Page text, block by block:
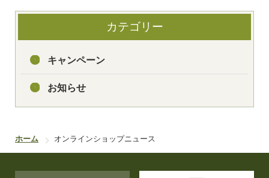
カテゴリー
キャンペーン
お知らせ
ホーム オンラインショップニュース